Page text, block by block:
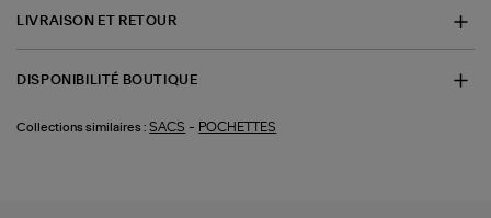
LIVRAISON ET RETOUR
DISPONIBILITÉ BOUTIQUE
Collections similaires : SACS - POCHETTES